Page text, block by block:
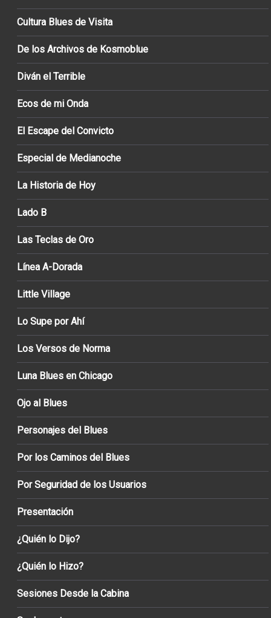
Cultura Blues de Visita
De los Archivos de Kosmoblue
Diván el Terrible
Ecos de mi Onda
El Escape del Convicto
Especial de Medianoche
La Historia de Hoy
Lado B
Las Teclas de Oro
Línea A-Dorada
Little Village
Lo Supe por Ahí
Los Versos de Norma
Luna Blues en Chicago
Ojo al Blues
Personajes del Blues
Por los Caminos del Blues
Por Seguridad de los Usuarios
Presentación
¿Quién lo Dijo?
¿Quién lo Hizo?
Sesiones Desde la Cabina